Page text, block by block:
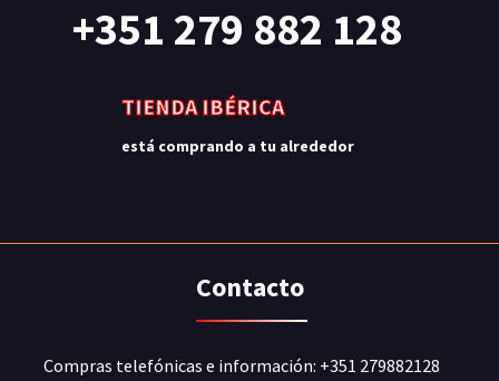
+351 279 882 128
TIENDA IBÉRICA
está comprando a tu alrededor
Contacto
Compras telefónicas e información: +351 279882128